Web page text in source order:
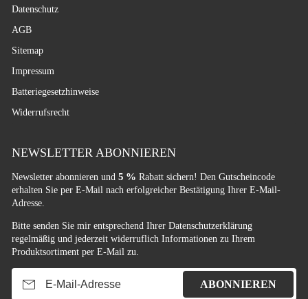
Datenschutz
AGB
Sitemap
Impressum
Batteriegesetzhinweise
Widerrufsrecht
NEWSLETTER ABONNIEREN
Newsletter abonnieren und 5 % Rabatt sichern! Den Gutscheincode
erhalten Sie per E-Mail nach erfolgreicher Bestätigung Ihrer E-Mail-
Adresse.
Bitte senden Sie mir entsprechend Ihrer Datenschutzerklärung
regelmäßig und jederzeit widerruflich Informationen zu Ihrem
Produktsortiment per E-Mail zu.
ABONNIEREN